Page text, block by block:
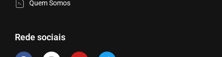
Quem Somos
Rede sociais